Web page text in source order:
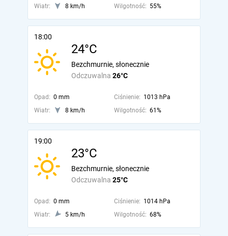
Wiatr:
8 km/h Wilgotność: 55%
18:00
24°C
Odczuwalna 26°C
Bezchmurnie, słonecznie
Opad: 0 mm Ciśnienie: 1013 hPa
Wiatr:
8 km/h Wilgotność: 61%
19:00
23°C
Odczuwalna 25°C
Bezchmurnie, słonecznie
Opad: 0 mm Ciśnienie: 1014 hPa
Wiatr:
5 km/h Wilgotność: 68%